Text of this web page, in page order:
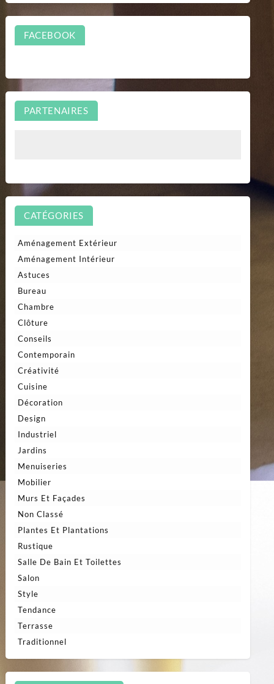
FACEBOOK
PARTENAIRES
CATÉGORIES
Aménagement Extérieur
Aménagement Intérieur
Astuces
Bureau
Chambre
Clôture
Conseils
Contemporain
Créativité
Cuisine
Décoration
Design
Industriel
Jardins
Menuiseries
Mobilier
Murs Et Façades
Non Classé
Plantes Et Plantations
Rustique
Salle De Bain Et Toilettes
Salon
Style
Tendance
Terrasse
Traditionnel